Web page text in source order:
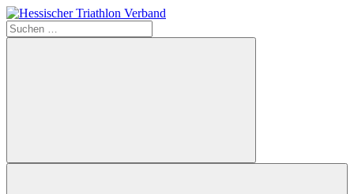
Zum
Inhalt
springen
Hessischer
Suchen
nach:
Suchen